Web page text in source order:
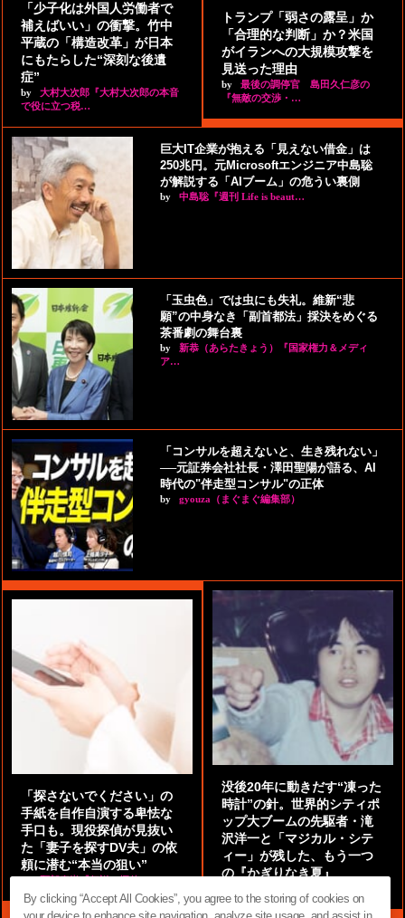
「少子化は外国人労働者で
補えばいい」の衝撃。竹中
平蔵の「構造改革」が日本
にもたらした“深刻な後遺
症”
by
大村大次郎『大村大次郎の本音
で役に立つ税…
トランプ「弱さの露呈」か
「合理的な判断」か？米国
がイランへの大規模攻撃を
見送った理由
by
最後の調停官 島田久仁彦の
『無敵の交渉・…
巨大IT企業が抱える「見えない借金」は
250兆円。元Microsoftエンジニア中島聡
が解説する「AIブーム」の危うい裏側
by 中島聡『週刊 Life is beaut…
「玉虫色」では虫にも失礼。維新“悲
願”の中身なき「副首都法」採決をめぐる
茶番劇の舞台裏
by
新恭（あらたきょう）『国家権力＆メディ
ア…
「コンサルを超えないと、生き残れない」
──元証券会社社長・澤田聖陽が語る、AI
時代の"伴走型コンサル"の正体
by gyouza（まぐまぐ編集部）
「探さないでください」の
手紙を自作自演する卑怯な
手口も。現役探偵が見抜い
た「妻子を探すDV夫」の依
頼に潜む“本当の狙い”
by 阿部泰尚『伝説の探偵』
没後20年に動きだす“凍った
時計”の針。世界的シティポ
ップ大ブームの先駆者・滝
沢洋一と「マジカル・シテ
ィー」が残した、もう一つ
の『かぎりなき夏』
By clicking “Accept All Cookies”, you agree to the storing of cookies on